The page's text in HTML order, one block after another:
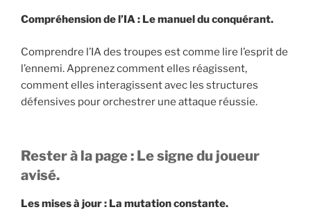
Compréhension de l’IA : Le manuel du conquérant.
Comprendre l’IA des troupes est comme lire l’esprit de
l’ennemi. Apprenez comment elles réagissent,
comment elles interagissent avec les structures
défensives pour orchestrer une attaque réussie.
Rester à la page : Le signe du joueur
avisé.
Les mises à jour : La mutation constante.